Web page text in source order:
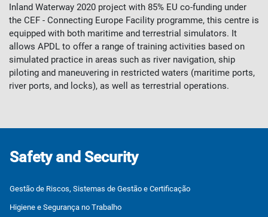
Inland Waterway 2020 project with 85% EU co-funding under
the CEF - Connecting Europe Facility programme, this centre is
equipped with both maritime and terrestrial simulators. It
allows APDL to offer a range of training activities based on
simulated practice in areas such as river navigation, ship
piloting and maneuvering in restricted waters (maritime ports,
river ports, and locks), as well as terrestrial operations.
Safety and Security
Gestão de Riscos, Sistemas de Gestão e Certificação
Higiene e Segurança no Trabalho